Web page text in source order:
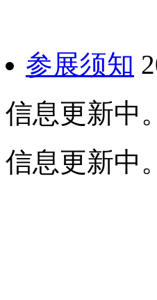
参展须知
信息更新中
信息更新中